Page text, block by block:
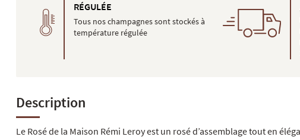
RÉGULÉE
Tous nos champagnes sont stockés à
température régulée
Description
Le Rosé de la Maison Rémi Leroy est un rosé d’assemblage tout en